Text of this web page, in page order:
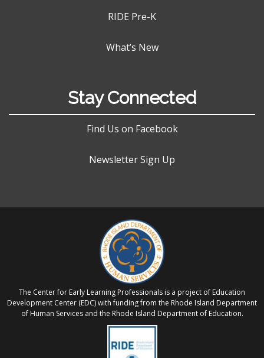
RIDE Pre-K
What’s New
Stay Connected
Find Us on Facebook
Newsletter Sign Up
The Center for Early Learning Professionals is a project of Education
Development Center (EDC) with funding from the Rhode Island Department
of Human Services and the Rhode Island Department of Education.